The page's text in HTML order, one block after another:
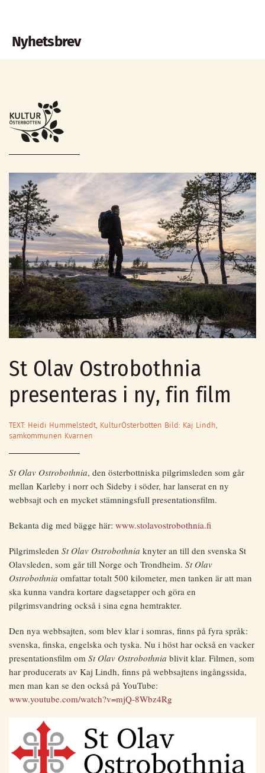
Nyhetsbrev
St Olav Ostrobothnia
presenteras i ny, fin film
TEXT: Heidi Hummelstedt, KulturÖsterbotten Bild: Kaj Lindh,
samkommunen Kvarnen
St Olav Ostrobothnia, den österbottniska pilgrimsleden som går
mellan Karleby i norr och Sideby i söder, har lanserat en ny
webbsajt och en mycket stämningsfull presentationsfilm.
Bekanta dig med bägge här: www.stolavostrobothnia.fi
Pilgrimsleden St Olav Ostrobothnia knyter an till den svenska St
Olavsleden, som går till Norge och Trondheim. St Olav
Ostrobothnia omfattar totalt 500 kilometer, men tanken är att man
ska kunna vandra kortare dagsetapper och göra en
pilgrimsvandring också i sina egna hemtrakter.
Den nya webbsajten, som blev klar i somras, finns på fyra språk:
svenska, finska, engelska och tyska. Nu i höst har också en vacker
presentationsfilm om St Olav Ostrobothnia blivit klar. Filmen, som
har producerats av Kaj Lindh, finns på webbsajtens ingångssida,
men man kan se den också på YouTube:
www.youtube.com/watch?v=mjQ-8Wbz4Rg